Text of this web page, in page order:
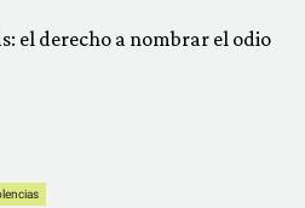
el derecho a nombrar el odio